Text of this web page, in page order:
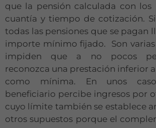
que la pensión calculada con los
cuantía y tiempo de cotización.
todas las pensiones que se pagan
importe mínimo fijado. Son varias
impiden que a no pocos
reconozca una prestación inferior
como mínima. En unos
beneficiario percibe ingresos por
cuyo límite también se establece
otros supuestos porque el